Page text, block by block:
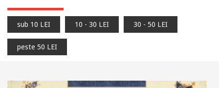
sub 10 LEI 10 - 30 LEI 30 - 50 LEI
peste 50 LEI